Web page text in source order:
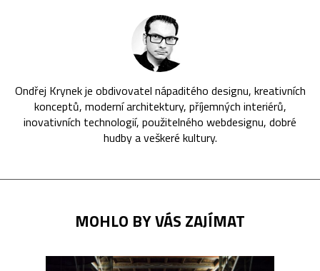
Ondřej Krynek je obdivovatel nápaditého designu, kreativních
konceptů, moderní architektury, příjemných interiérů,
inovativních technologií, použitelného webdesignu, dobré
hudby a veškeré kultury.
MOHLO BY VÁS ZAJÍMAT